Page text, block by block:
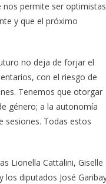
nos permite ser optimistas
y que el próximo
no deja de forjar el
con el riesgo de
Tenemos que otorgar
género; a la autonomía
sesiones. Todas estos
Lionella Cattalini, Giselle
los diputados José